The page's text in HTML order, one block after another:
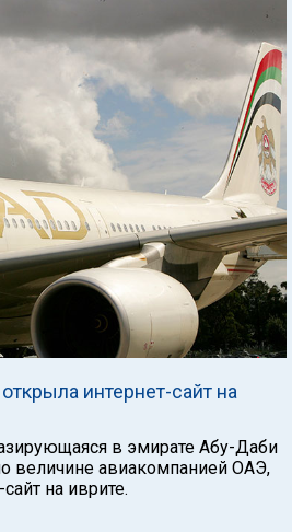
интернет-сайт на
в эмирате Абу-Даби
величине авиакомпанией ОАЭ,
на иврите.